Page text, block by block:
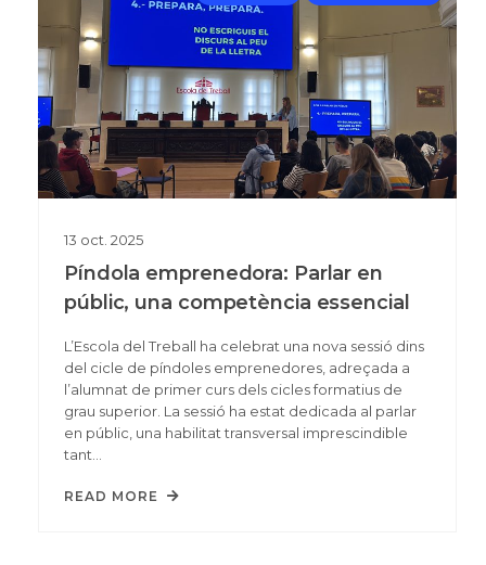
13 oct. 2025
Píndola emprenedora: Parlar en
públic, una competència essencial
L’Escola del Treball ha celebrat una nova sessió dins
del cicle de píndoles emprenedores, adreçada a
l’alumnat de primer curs dels cicles formatius de
grau superior. La sessió ha estat dedicada al parlar
en públic, una habilitat transversal imprescindible
tant…
READ MORE